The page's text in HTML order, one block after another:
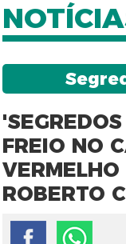
FREIO NO
ROBERTO